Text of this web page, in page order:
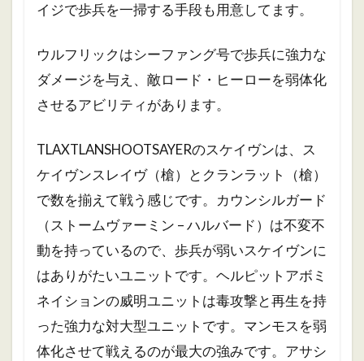
イジで歩兵を一掃する手段も用意してます。
ウルフリックはシーファング号で歩兵に強力な
ダメージを与え、敵ロード・ヒーローを弱体化
させるアビリティがあります。
TLAXTLANSHOOTSAYERのスケイヴンは、ス
ケイヴンスレイヴ（槍）とクランラット（槍）
で数を揃えて戦う感じです。カウンシルガード
（ストームヴァーミン – ハルバード）は不変不
動を持っているので、歩兵が弱いスケイヴンに
はありがたいユニットです。 ヘルピットアボミ
ネイションの威明ユニットは毒攻撃と再生を持
った強力な対大型ユニットです。マンモスを弱
体化させて戦えるのが最大の強みです。アサシ